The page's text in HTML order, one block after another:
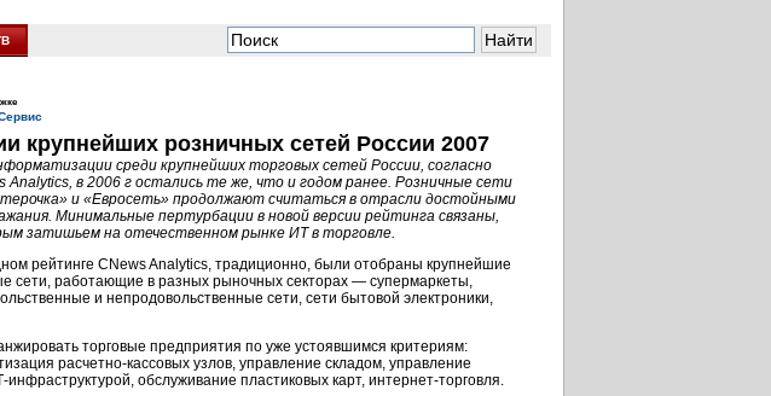
условиях
крупнейших розничных сетей России 2007
среди крупнейших торговых сетей России, согласно
Analytics, в 2006 г остались те же, что и годом ранее. Розничные сети
и «Евросеть» продолжают считаться в отрасли достойными
Минимальные пертурбации в новой версии рейтинга связаны,
затишьем на отечественном рынке ИТ в торговле.
рейтинге CNews Analytics, традиционно, были отобраны крупнейшие
сети, работающие в разных рыночных секторах — супермаркеты,
и непродовольственные сети, сети бытовой электроники,
торговые предприятия по уже устоявшимся критериям:
расчетно-кассовых узлов, управление складом, управление
обслуживание пластиковых карт, интернет-торговля.